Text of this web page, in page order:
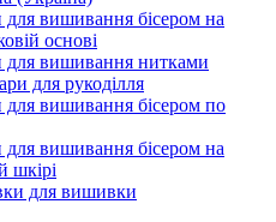
вишивання бісером на
основі
для вишивання нитками
для рукоділля
вишивання бісером по
вишивання бісером на
шкірі
для вишивки